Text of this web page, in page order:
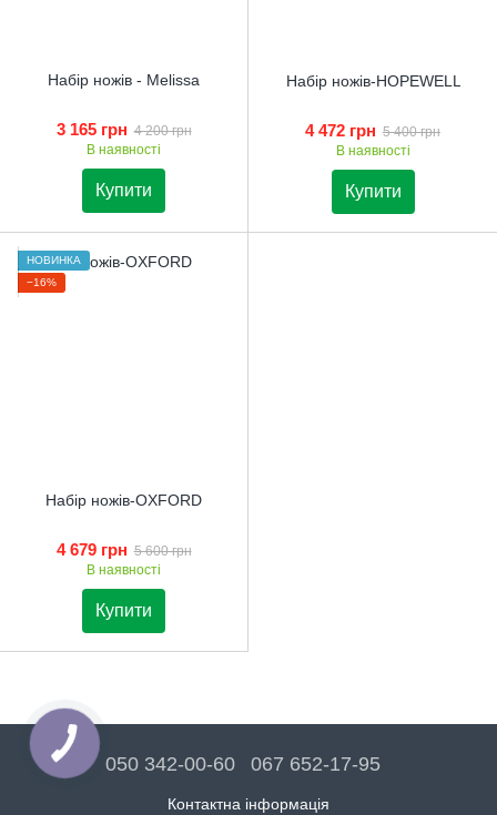
Набір ножів - Melissa
3 165 грн 4 200 грн
В наявності
Купити
Набір ножів-HOPEWELL
4 472 грн 5 400 грн
В наявності
Купити
НОВИНКА
−16%
Набір ножів-OXFORD
4 679 грн 5 600 грн
В наявності
Купити
050 342-00-60 067 652-17-95
Контактна інформація